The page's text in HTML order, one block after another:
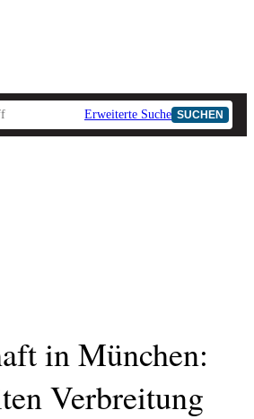
Erweiterte Suche SUCHEN
in München:
Verbreitung